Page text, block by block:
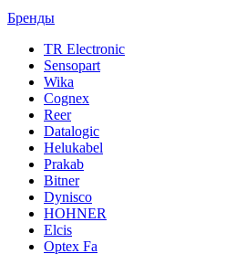
Бренды
TR Electronic
Sensopart
Wika
Cognex
Reer
Datalogic
Helukabel
Prakab
Bitner
Dynisco
HOHNER
Elcis
Optex Fa